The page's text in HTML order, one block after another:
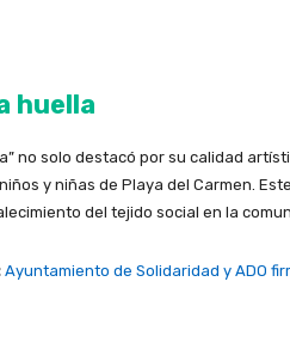
huella
no solo destacó por su calidad
y niñas de Playa del Carmen.
del tejido social en la
Ayuntamiento de Solidaridad y ADO